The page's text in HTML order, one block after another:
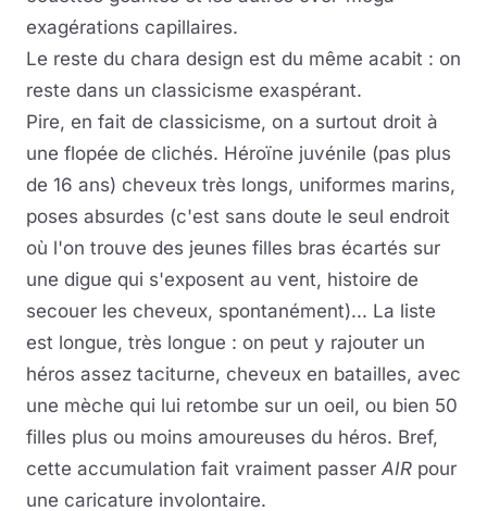
exagérations capillaires.
Le reste du chara design est du même acabit : on
reste dans un classicisme exaspérant.
Pire, en fait de classicisme, on a surtout droit à
une flopée de clichés. Héroïne juvénile (pas plus
de 16 ans) cheveux très longs, uniformes marins,
poses absurdes (c'est sans doute le seul endroit
où l'on trouve des jeunes filles bras écartés sur
une digue qui s'exposent au vent, histoire de
secouer les cheveux, spontanément)... La liste
est longue, très longue : on peut y rajouter un
héros assez taciturne, cheveux en batailles, avec
une mèche qui lui retombe sur un oeil, ou bien 50
filles plus ou moins amoureuses du héros. Bref,
cette accumulation fait vraiment passer AIR pour
une caricature involontaire.